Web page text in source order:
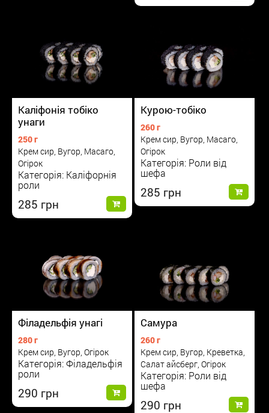
Каліфонія тобіко
унаги
250 г
Крем сир, Вугор, Масаго,
Огірок
Категорія: Каліфорнія
роли
285
Курою-тобіко
260 г
Крем сир, Вугор, Масаго,
Огірок
Категорія: Роли від
шефа
285
Філадельфія унагі
280 г
Крем сир, Вугор, Огірок
Категорія: Філадельфія
роли
290
Самура
260 г
Крем сир, Вугор, Креветка,
Салат айсберг, Огірок
Категорія: Роли від
шефа
290